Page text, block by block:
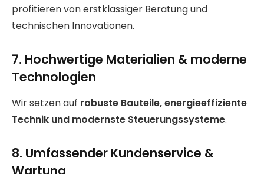
profitieren von erstklassiger Beratung und
technischen Innovationen.
7. Hochwertige Materialien & moderne
Technologien
Wir setzen auf robuste Bauteile, energieeffiziente
Technik und modernste Steuerungssysteme.
8. Umfassender Kundenservice &
Wartung